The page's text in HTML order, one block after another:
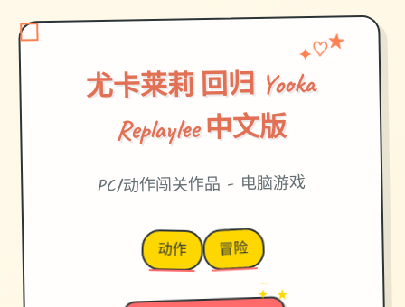
尤卡莱莉 回归 Yooka
Replaylee 中文版
✦♡ ★
PC/动作闯关作品 - 电脑游戏
动作 冒险
→
✦ ★